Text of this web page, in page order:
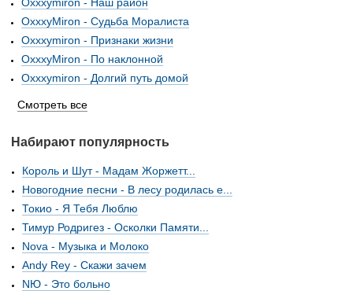
OxxxyMiron - Судьба Моралиста
Oxxxymiron - Признаки жизни
OxxxyMiron - По наклонной
Oxxxymiron - Долгий путь домой
Смотреть все
Набирают популярность
Король и Шут - Мадам Жоржетт...
Новогодние песни - В лесу родилась е...
Токио - Я Тебя Люблю
Тимур Родригез - Осколки Памяти...
Nova - Музыка и Молоко
Andy Rey - Скажи зачем
NЮ - Это больно